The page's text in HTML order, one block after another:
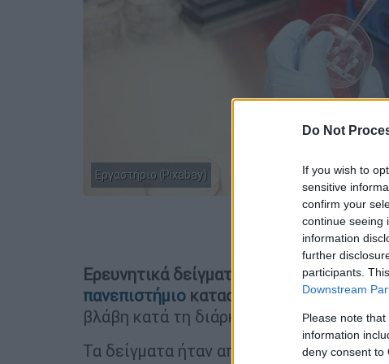
Do Not
If you wish to
sensitive
confirm your
continue seeing
information
further
participants.
Downstream
Please note
information
deny consent to
Εργαστήριο (Pixabay)
Προσθέστε
Ερευνητικά δείγματα που συλλέγονταν
πανεπιστήμιο καταστράφηκαν
βλάβη κατά τη διάρκεια των διακοπών
Τα δείγματα ήταν αποθηκευμένα σε